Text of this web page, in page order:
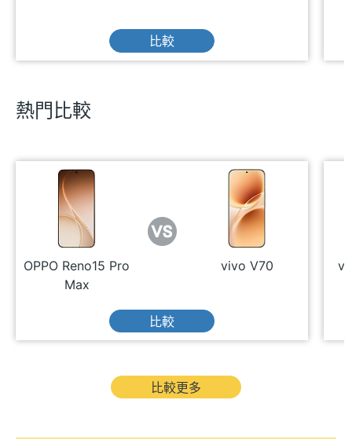
比較
熱門比較
OPPO Reno15 Pro
Max
vivo V70
比較
比較更多